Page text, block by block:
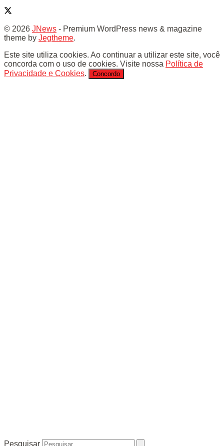
© 2026 JNews - Premium WordPress news & magazine
theme by Jegtheme.
Este site utiliza cookies. Ao continuar a utilizar este site, você
concorda com o uso de cookies. Visite nossa Política de
Privacidade e Cookies. Concordo
Pesquisar